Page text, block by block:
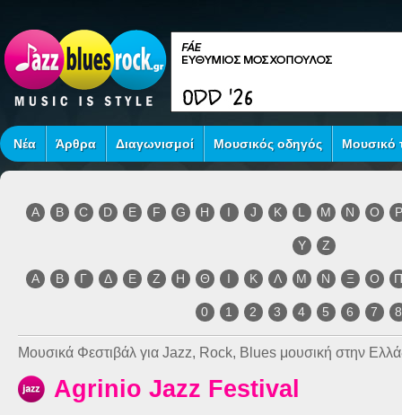
Νέα Άρθρα Διαγωνισμοί Μουσικός οδηγός Μουσικό
A B C D E F G H I J K L M N O P
Y Z
Α Β Γ Δ Ε Ζ Η Θ Ι Κ Λ Μ Ν Ξ Ο
0 1 2 3 4 5 6 7 8
Μουσικά Φεστιβάλ για Jazz, Rock, Blues μουσική στην
Agrinio Jazz Festival